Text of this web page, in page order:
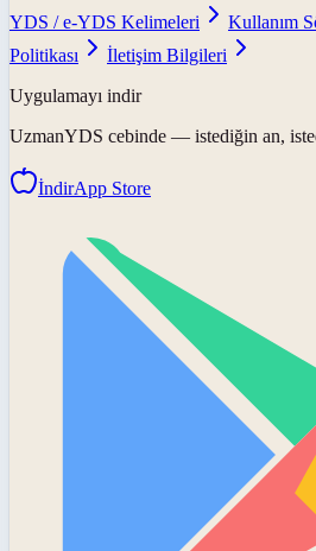
YDS / e-YDS Kelimeleri
Kullanım
Politikası
İletişim Bilgileri
Uygulamayı indir
UzmanYDS cebinde — istediğin an,
İndirApp Store